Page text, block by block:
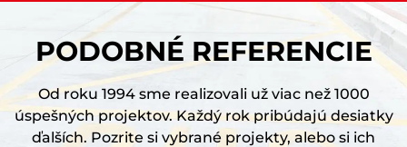
PODOBNÉ REFERENCIE
Od roku 1994 sme realizovali už viac než 1000
úspešných projektov. Každý rok pribúdajú desiatky
ďalších. Pozrite si vybrané projekty, alebo si ich